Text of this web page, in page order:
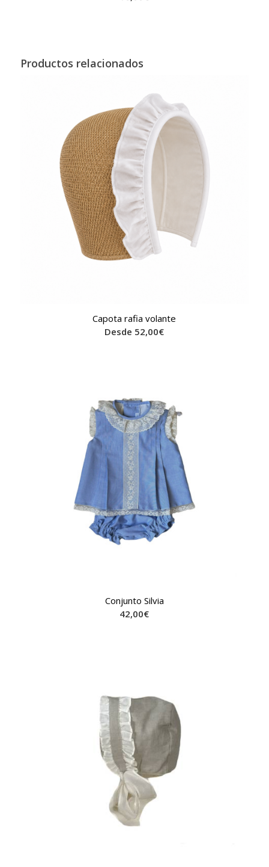
Productos relacionados
Capota rafia volante
Desde 52,00€
Conjunto Silvia
42,00€